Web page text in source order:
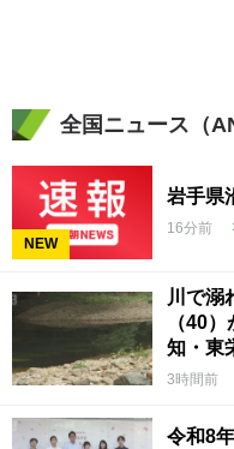
全国ニュース（
NEW
岩手県
16分前
川で溺
（40
知・東
3時間前
令和8